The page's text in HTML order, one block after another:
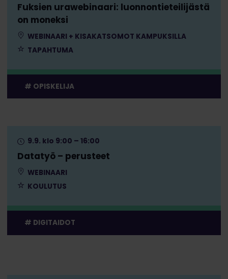
Fuksien urawebinaari: luonnontieteilijästä
on moneksi
WEBINAARI + KISAKATSOMOT KAMPUKSILLA
TAPAHTUMA
OPISKELIJA
Datatyö – perusteet
9.9. klo 9:00 – 16:00
WEBINAARI
KOULUTUS
DIGITAIDOT